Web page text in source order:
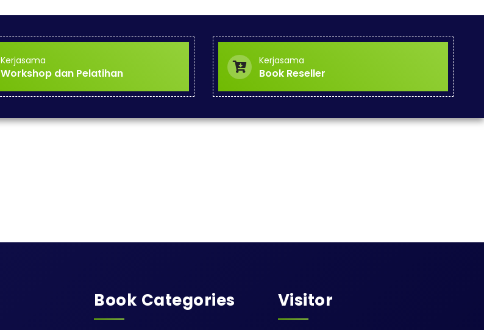
Kerjasama
Workshop dan Pelatihan
Kerjasama
Book Reseller
Book Categories Visitor